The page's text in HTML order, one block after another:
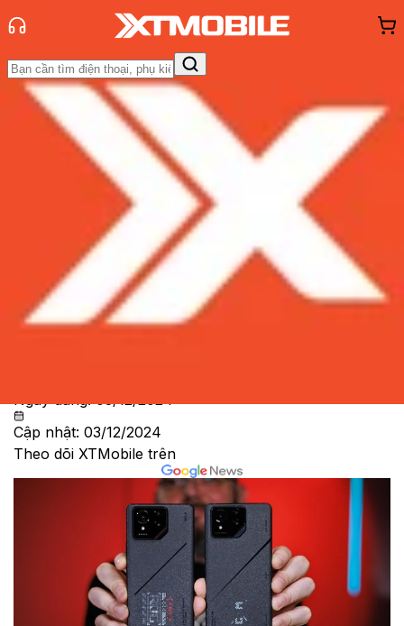
Trang chủ
Tin tức
So Sánh
Đánh Giá - Trên TaySo Sánh Tư vấnKhuyến
Hỏi đáp App - Game Thông báo
hàng - Sự kiện
So sánh ROG Phone 9 Pro và ROG
Phone 8 Pro: Có đáng để nâng
cấp?
Ngày đăng:03/12/2024
Cập nhật: 03/12/2024
Theo dõi XTMobile trên